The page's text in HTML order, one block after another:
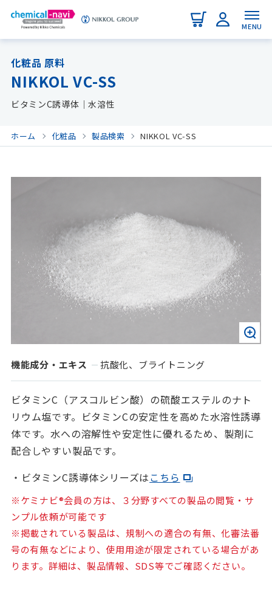
MENU
化粧品 原料
NIKKOL VC-SS
ビタミンC誘導体｜水溶性
ホーム 化粧品 製品検索 NIKKOL VC-SS
機能成分・エキス 抗酸化、ブライトニング
ビタミンC（アスコルビン酸）の硫酸エステルのナト
リウム塩です。ビタミンCの安定性を高めた水溶性誘導
体です。水への溶解性や安定性に優れるため、製剤に
配合しやすい製品です。
・ビタミンC誘導体シリーズはこちら
※ケミナビ®会員の方は、３分野すべての製品の閲覧・サ
ンプル依頼が可能です
※掲載されている製品は、規制への適合の有無、化審法番
号の有無などにより、使用用途が限定されている場合があ
ります。詳細は、製品情報、SDS等でご確認ください。